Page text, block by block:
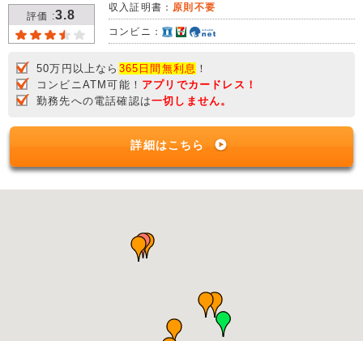
評価 :3.8
収入証明書： 原則不要
コンビニ：
50万円以上なら 365日間無利息 ！
コンビニATM可能！ アプリでカードレス！
勤務先への電話確認は一切しません。
詳細はこちら